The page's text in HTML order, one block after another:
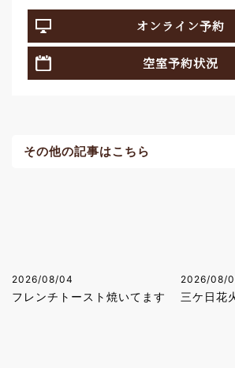
オンライン予約
空室予約状況
その他の記事はこちら
2026/08/04
フレンチトースト焼いてます
2026/08/
三ケ日花